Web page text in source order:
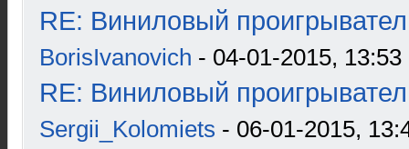
RE: Виниловый
BorisIvanovich - 04-01-2015, 13:53
RE: Виниловый
Sergii_Kolomiets - 06-01-2015,